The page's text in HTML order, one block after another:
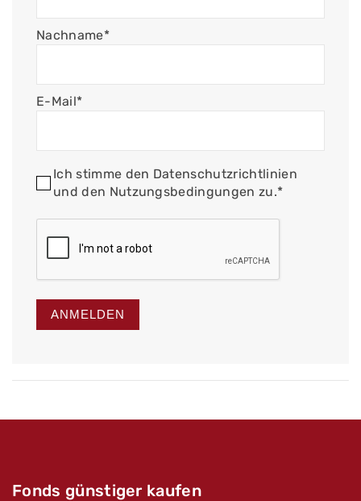
Nachname*
E-Mail*
Ich stimme den Datenschutzrichtlinien
und den Nutzungsbedingungen zu.*
ANMELDEN
Fonds günstiger kaufen